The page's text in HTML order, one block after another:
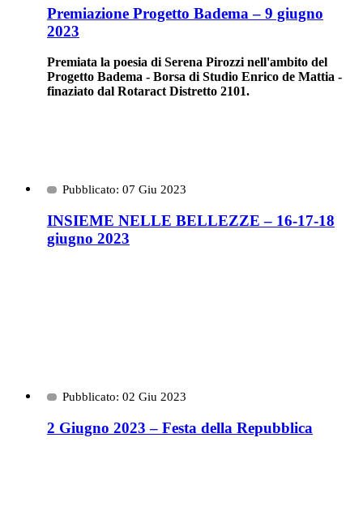
Premiazione Progetto Badema – 9 giugno
2023
Premiata la poesia di Serena Pirozzi nell'ambito del
Progetto Badema - Borsa di Studio Enrico de Mattia -
finaziato dal Rotaract Distretto 2101.
Pubblicato: 07 Giu 2023
INSIEME NELLE BELLEZZE – 16-17-18
giugno 2023
Pubblicato: 02 Giu 2023
2 Giugno 2023 – Festa della Repubblica